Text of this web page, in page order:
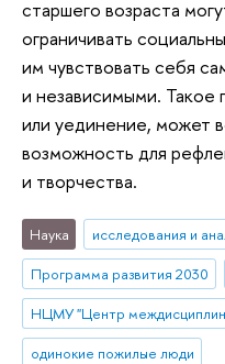
старшего возраста
ограничивать
им чувствовать себя
и независимыми. Такое
или уединение, может
возможность для
и творчества.
Наука исследования и
Программа развития 2030
одинокие пожилые люди